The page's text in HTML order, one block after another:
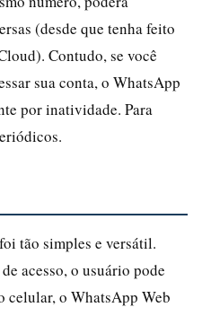
(desde que tenha feito
Contudo, se você
sua conta, o WhatsApp
por inatividade. Para
tão simples e versátil.
acesso, o usuário pode
celular, o WhatsApp Web